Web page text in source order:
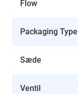
Flow
Packaging Type
Sæde
Ventil